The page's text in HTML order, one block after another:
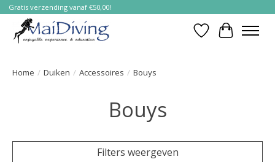
Gratis verzending vanaf €50,00!
Verlanglijst
Home / Duiken / Accessoires / Bouys
Bouys
Filters weergeven